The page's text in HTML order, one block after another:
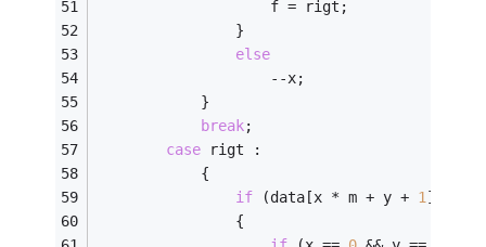
                    f = rigt;
                }
else
                    --x;
            }
break;
case rigt :
            {
if (data[x * m + y + 1] !=
                {